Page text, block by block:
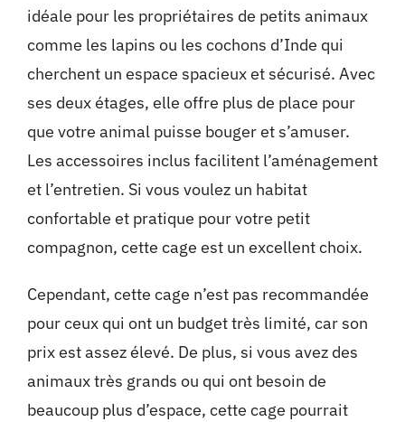
idéale pour les propriétaires de petits animaux
comme les lapins ou les cochons d’Inde qui
cherchent un espace spacieux et sécurisé. Avec
ses deux étages, elle offre plus de place pour
que votre animal puisse bouger et s’amuser.
Les accessoires inclus facilitent l’aménagement
et l’entretien. Si vous voulez un habitat
confortable et pratique pour votre petit
compagnon, cette cage est un excellent choix.
Cependant, cette cage n’est pas recommandée
pour ceux qui ont un budget très limité, car son
prix est assez élevé. De plus, si vous avez des
animaux très grands ou qui ont besoin de
beaucoup plus d’espace, cette cage pourrait